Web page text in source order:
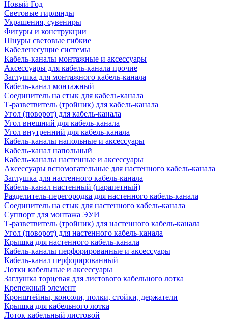
Новый Год
Световые гирлянды
Украшения, сувениры
Фигуры и конструкции
Шнуры световые гибкие
Кабеленесущие системы
Кабель-каналы монтажные и аксессуары
Аксессуары для кабель-канала прочие
Заглушка для монтажного кабель-канала
Кабель-канал монтажный
Соединитель на стык для кабель-канала
Т-разветвитель (тройник) для кабель-канала
Угол (поворот) для кабель-канала
Угол внешний для кабель-канала
Угол внутренний для кабель-канала
Кабель-каналы напольные и аксессуары
Кабель-канал напольный
Кабель-каналы настенные и аксессуары
Аксессуары вспомогательные для настенного кабель-канала
Заглушка для настенного кабель-канала
Кабель-канал настенный (парапетный)
Разделитель-перегородка для настенного кабель-канала
Соединитель на стык для настенного кабель-канала
Суппорт для монтажа ЭУИ
Т-разветвитель (тройник) для настенного кабель-канала
Угол (поворот) для настенного кабель-канала
Крышка для настенного кабель-канала
Кабель-каналы перфорированные и аксессуары
Кабель-канал перфорированный
Лотки кабельные и аксессуары
Заглушка торцевая для листового кабельного лотка
Крепежный элемент
Кронштейны, консоли, полки, стойки, держатели
Крышка для кабельного лотка
Лоток кабельный листовой